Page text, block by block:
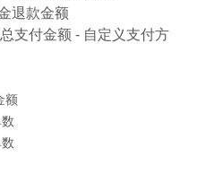
退款金额
支付金额 - 自定义支付方
额